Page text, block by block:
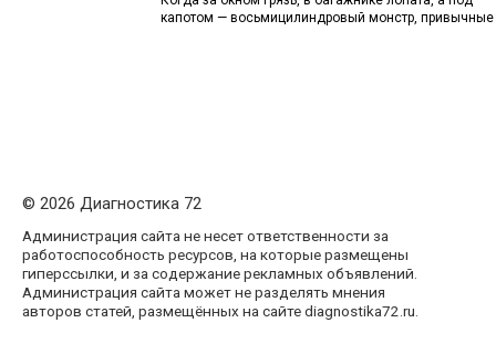
капотом — восьмицилиндровый монстр, привычные
© 2026 Диагностика 72
Администрация сайта не несет ответственности за
работоспособность ресурсов, на которые размещены
гиперссылки, и за содержание рекламных объявлений.
Администрация сайта может не разделять мнения
авторов статей, размещённых на сайте diagnostika72.ru.